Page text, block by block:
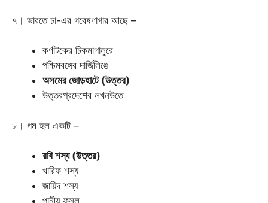
৭। ভারতে চা-এর গবেষণাগার আছে –
কর্ণাটকের চিকমাগালুরে
পশ্চিমবঙ্গের দার্জিলিঙে
অসমের জোড়হাটে (উত্তর)
উত্তরপ্রদেশের লখনউতে
৮। গম হল একটি –
রবি শস্য (উত্তর)
খারিফ শস্য
জায়িদ শস্য
পানীয় ফসল